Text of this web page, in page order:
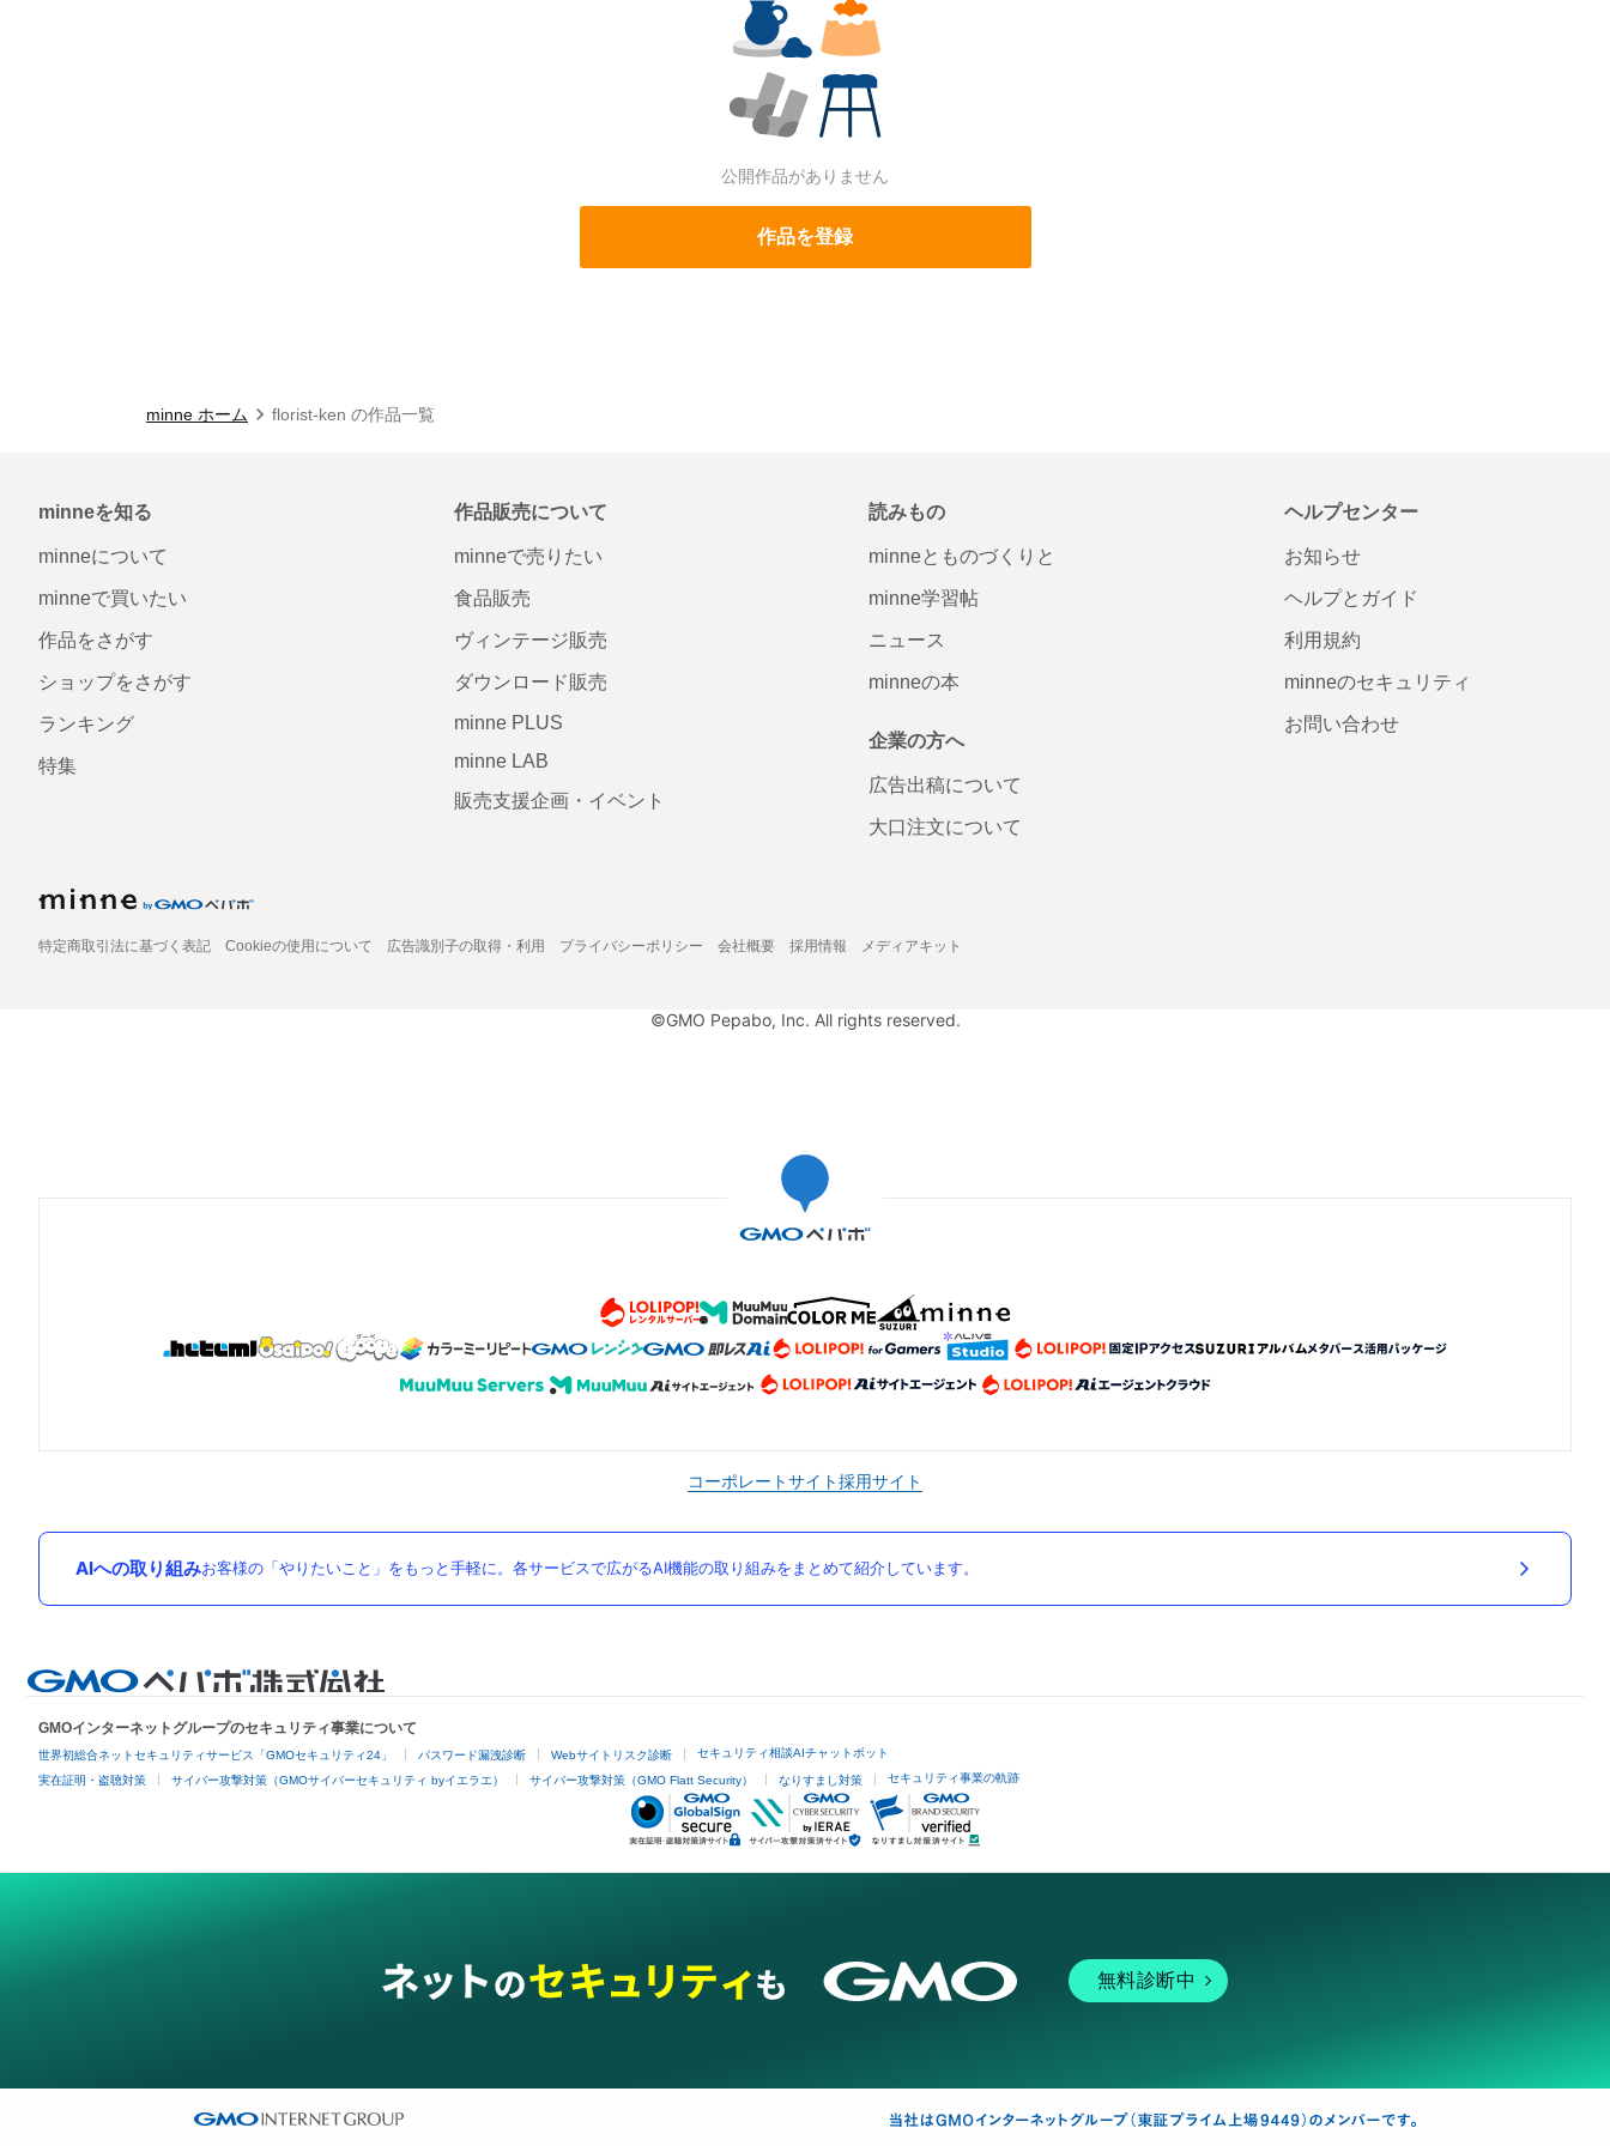
公開作品がありません
作品を登録
minne ホーム florist-ken の作品一覧
minneを知る
minneについて
minneで買いたい
作品をさがす
ショップをさがす
ランキング
特集
作品販売について
minneで売りたい
食品販売
ヴィンテージ販売
ダウンロード販売
minne PLUS
minne LAB
販売支援企画・イベント
読みもの
minneとものづくりと
minne学習帖
ニュース
minneの本
企業の方へ
広告出稿について
大口注文について
ヘルプセンター
お知らせ
ヘルプとガイド
利用規約
minneのセキュリティ
お問い合わせ
特定商取引法に基づく表記 Cookieの使用について 広告識別子の取得・利用 プライバシーポリシー 会社概要 採用情報 メディアキット
©GMO Pepabo, Inc. All rights reserved.
コーポレートサイト採用サイト
AIへの取り組みお客様の「やりたいこと」をもっと手軽に。各サービスで広がるAI機能の取り組みをまとめて紹介しています。
GMOインターネットグループのセキュリティ事業について
世界初総合ネットセキュリティサービス「GMOセキュリティ24」 パスワード漏洩診断 Webサイトリスク診断 セキュリティ相談AIチャットボット
実在証明・盗聴対策 サイバー攻撃対策（GMOサイバーセキュリティ byイエラエ） サイバー攻撃対策（GMO Flatt Security） なりすまし対策 セキュリティ事業の軌跡
無料診断中